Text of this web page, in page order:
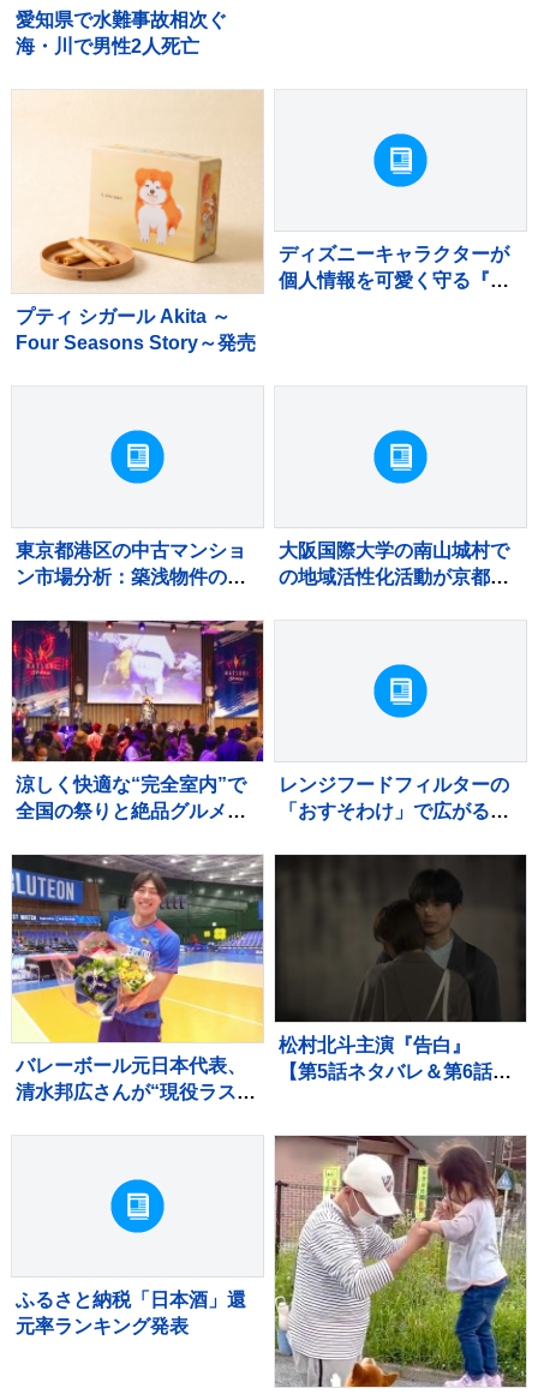
愛知県で水難事故相次ぐ
海・川で男性2人死亡
プティ シガール Akita ～
Four Seasons Story～発売
ディズニーキャラクターが
個人情報を可愛く守る『カ
東京都港区の中古マンショ
ン市場分析：築浅物件の滞
大阪国際大学の南山城村で
の地域活性化活動が京都府
涼しく快適な“完全室内”で
全国の祭りと絶品グルメを
2026」
レンジフードフィルターの
「おすそわけ」で広がる予
バレーボール元日本代表、
清水邦広さんが“現役ラスト
松村北斗主演『告白』
【第5話ネタバレ＆第6話あ
ふるさと納税「日本酒」還
元率ランキング発表